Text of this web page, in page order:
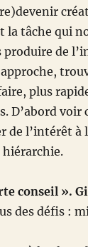
tâche qui
de
plus
D’abord voir
de l’intérêt à
hiérarchie.
conseil ».
des défis :